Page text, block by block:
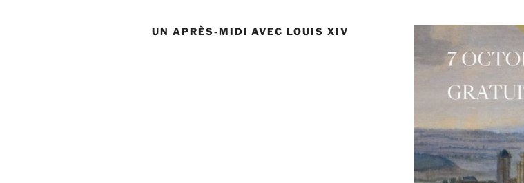
UN APRÈS-MIDI AVEC LOUIS XIV